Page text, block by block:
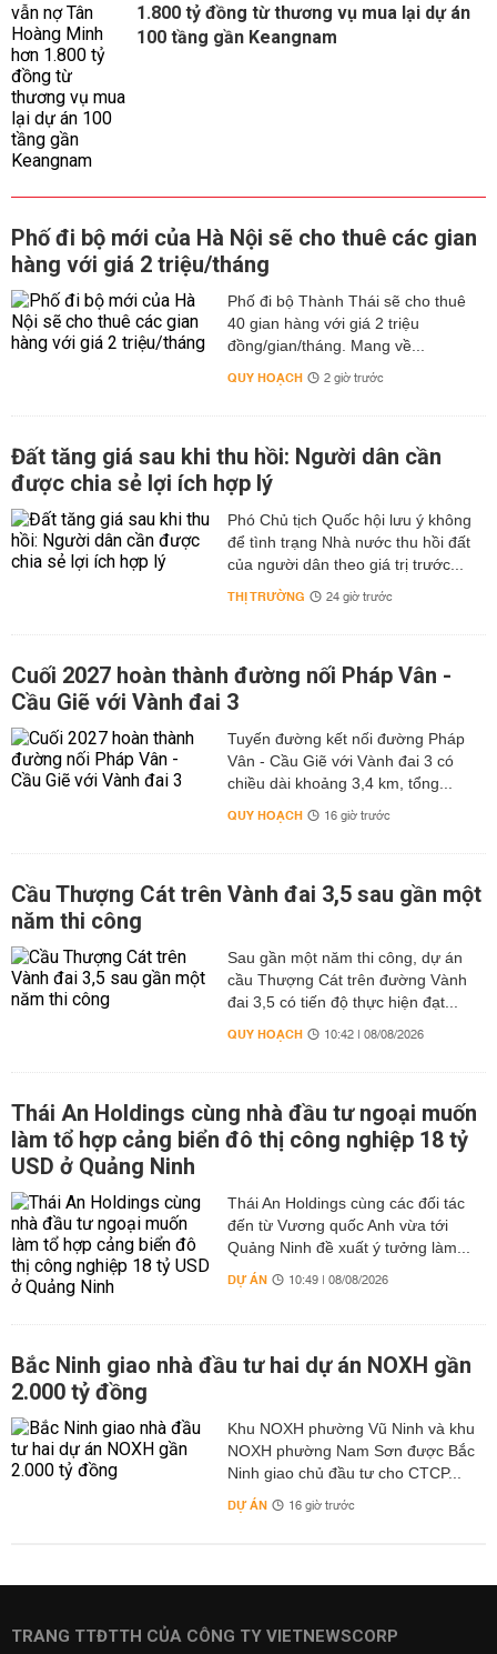
1.800 tỷ đồng từ thương vụ mua lại dự án
100 tầng gần Keangnam
Phố đi bộ mới của Hà Nội sẽ cho thuê các gian
hàng với giá 2 triệu/tháng
Phố đi bộ Thành Thái sẽ cho thuê
40 gian hàng với giá 2 triệu
đồng/gian/tháng. Mang về...
QUY HOẠCH 2 giờ trước
Đất tăng giá sau khi thu hồi: Người dân cần
được chia sẻ lợi ích hợp lý
Phó Chủ tịch Quốc hội lưu ý không
để tình trạng Nhà nước thu hồi đất
của người dân theo giá trị trước...
THỊ TRƯỜNG 24 giờ trước
Cuối 2027 hoàn thành đường nối Pháp Vân -
Cầu Giẽ với Vành đai 3
Tuyến đường kết nối đường Pháp
Vân - Cầu Giẽ với Vành đai 3 có
chiều dài khoảng 3,4 km, tổng...
QUY HOẠCH 16 giờ trước
Cầu Thượng Cát trên Vành đai 3,5 sau gần một
năm thi công
Sau gần một năm thi công, dự án
cầu Thượng Cát trên đường Vành
đai 3,5 có tiến độ thực hiện đạt...
QUY HOẠCH 10:42 | 08/08/2026
Thái An Holdings cùng nhà đầu tư ngoại muốn
làm tổ hợp cảng biển đô thị công nghiệp 18 tỷ
USD ở Quảng Ninh
Thái An Holdings cùng các đối tác
đến từ Vương quốc Anh vừa tới
Quảng Ninh đề xuất ý tưởng làm...
DỰ ÁN 10:49 | 08/08/2026
Bắc Ninh giao nhà đầu tư hai dự án NOXH gần
2.000 tỷ đồng
Khu NOXH phường Vũ Ninh và khu
NOXH phường Nam Sơn được Bắc
Ninh giao chủ đầu tư cho CTCP...
DỰ ÁN 16 giờ trước
TRANG TTĐTTH CỦA CÔNG TY VIETNEWSCORP